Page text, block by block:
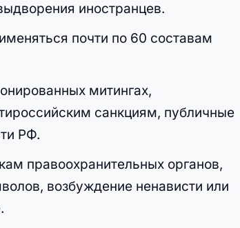
иностранцев.
почти по 60 составам
митингах,
санкциям, публичные
РФ.
правоохранительных органов,
возбуждение ненависти или